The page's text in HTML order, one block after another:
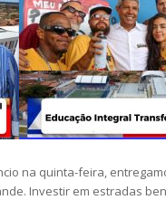
na quinta-feira,
Investir em estradas